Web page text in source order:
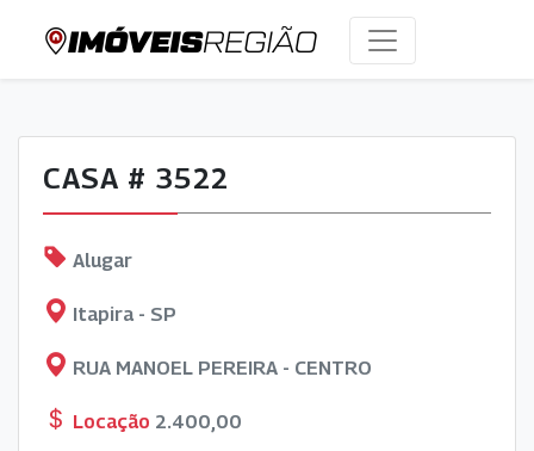
CASA # 3522
Alugar
Itapira - SP
RUA MANOEL PEREIRA - CENTRO
Locação 2.400,00